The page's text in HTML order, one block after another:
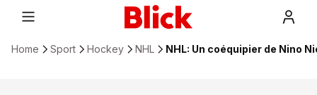
Home Sport Hockey NHL NHL: Un coéquipier de Nino